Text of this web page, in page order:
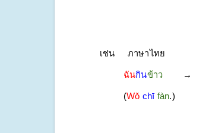
เช่น ภาษาไทย
ฉันกินข้าว →
(Wǒ chī fàn.)